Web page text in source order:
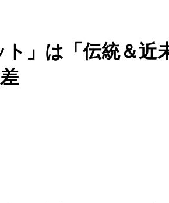
ト」は「伝統＆